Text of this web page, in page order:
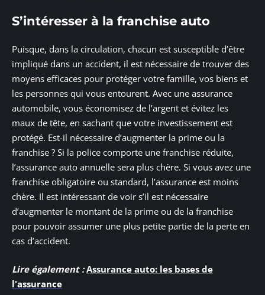
S’intéresser à la franchise auto
Puisque, dans la circulation, chacun est susceptible d’être
impliqué dans un accident, il est nécessaire de trouver des
moyens efficaces pour protéger votre famille, vos biens et
les personnes qui vous entourent. Avec une assurance
automobile, vous économisez de l’argent et évitez les
maux de tête, en sachant que votre investissement est
protégé. Est-il nécessaire d’augmenter la prime ou la
franchise ? Si la police comporte une franchise réduite,
l’assurance auto annuelle sera plus chère. Si vous avez une
franchise obligatoire ou standard, l’assurance est moins
chère. Il est intéressant de voir s’il est nécessaire
d’augmenter le montant de la prime ou de la franchise
pour pouvoir assumer une plus petite partie de la perte en
cas d’accident.
Lire également : Assurance auto: les bases de
l'assurance